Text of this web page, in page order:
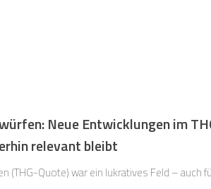
Neue Entwicklungen im
relevant bleibt
(THG-Quote) war ein lukratives Feld – auch